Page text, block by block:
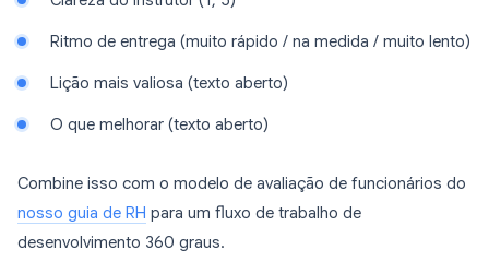
Ritmo de entrega (muito rápido / na medida / muito lento)
Lição mais valiosa (texto aberto)
O que melhorar (texto aberto)
Combine isso com o modelo de avaliação de funcionários do
nosso guia de RH para um fluxo de trabalho de
desenvolvimento 360 graus.